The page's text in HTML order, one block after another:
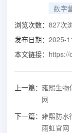
数字
浏览次数： 827次
发布日期： 2025-
本文链接： https://
上一篇： 雍熙生物
网
下一篇： 雍熙防水
雨虹官网